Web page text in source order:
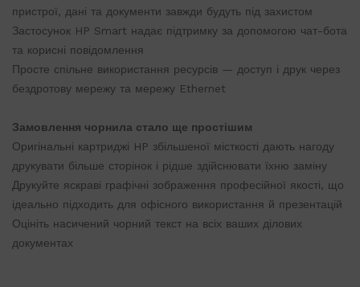
пристрої, дані та документи завжди будуть під захистом
Застосунок HP Smart надає підтримку за допомогою чат-бота
та корисні повідомлення
Просте спільне використання ресурсів — доступ і друк через
бездротову мережу та мережу Ethernet
Замовлення чорнила стало ще простішим
Оригінальні картриджі HP збільшеної місткості дають нагоду
друкувати більше сторінок і рідше здійснювати їхню заміну
Друкуйте яскраві графічні зображення професійної якості, що
ідеально підходить для офісного використання й презентацій
Оцініть насичений чорний текст на всіх ваших ділових
документах